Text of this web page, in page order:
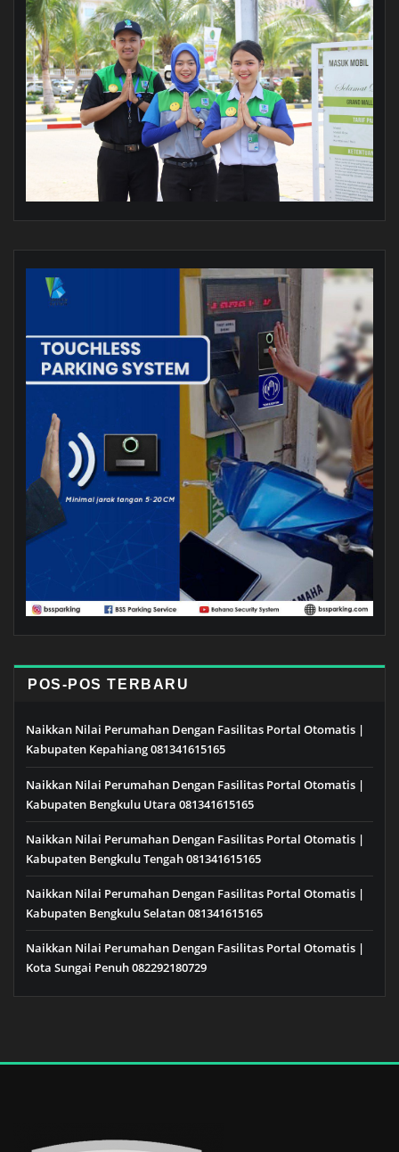
POS-POS TERBARU
Naikkan Nilai Perumahan Dengan Fasilitas Portal Otomatis |
Kabupaten Kepahiang 081341615165
Naikkan Nilai Perumahan Dengan Fasilitas Portal Otomatis |
Kabupaten Bengkulu Utara 081341615165
Naikkan Nilai Perumahan Dengan Fasilitas Portal Otomatis |
Kabupaten Bengkulu Tengah 081341615165
Naikkan Nilai Perumahan Dengan Fasilitas Portal Otomatis |
Kabupaten Bengkulu Selatan 081341615165
Naikkan Nilai Perumahan Dengan Fasilitas Portal Otomatis |
Kota Sungai Penuh 082292180729